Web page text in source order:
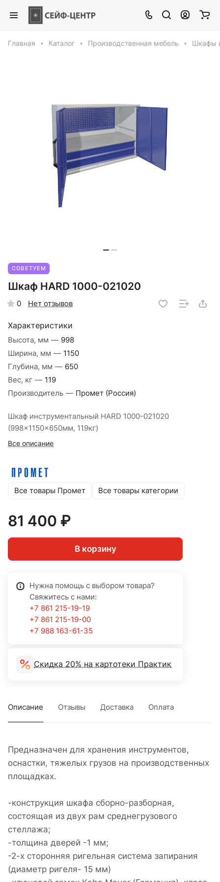
Главная Каталог Производственная мебель Шкафы
СОВЕТУЕМ
Шкаф HARD 1000-021020
0 Нет отзывов
Характеристики
Высота, мм — 998
Ширина, мм — 1150
Глубина, мм — 650
Вес, кг — 119
Производитель — Промет (Россия)
Шкаф инструментальный HARD 1000-021020
(998x1150x650мм, 119кг)
Все описание
Все товары Промет Все товары категории
81 400 ₽
В корзину
Нужна помощь с выбором товара?
Свяжитесь с нами:
+7 861 215-19-19
+7 861 215-19-00
+7 988 163-61-35
Скидка 20% на картотеки Практик
Описание Отзывы Доставка Оплата
Предназначен для хранения инструментов,
оснастки, тяжелых грузов на производственных
площадках.
-конструкция шкафа сборно-разборная,
состоящая из двух рам среднегрузового
стеллажа;
-толщина дверей -1 мм;
-2-х сторонняя ригельная система запирания
(диаметр ригеля- 15 мм)